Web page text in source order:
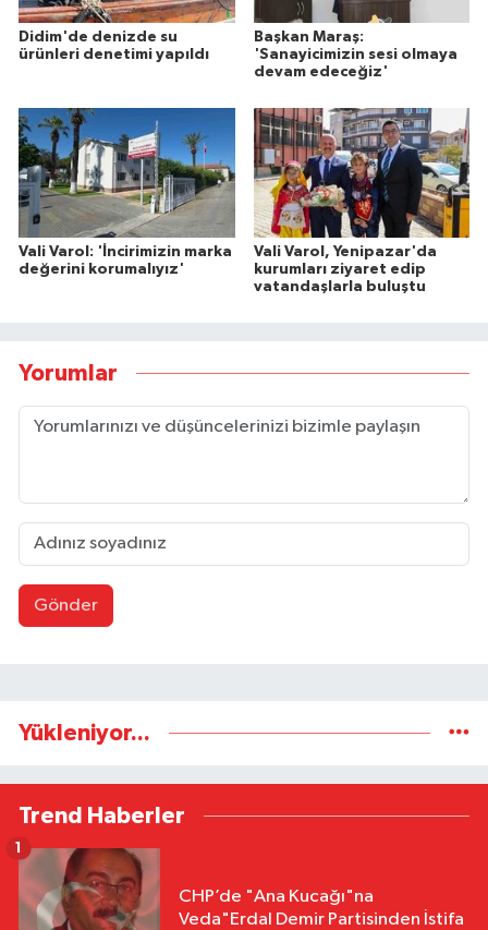
Didim'de denizde su
ürünleri denetimi yapıldı
Başkan Maraş:
'Sanayicimizin sesi olmaya
devam edeceğiz'
Vali Varol: 'İncirimizin marka
değerini korumalıyız'
Vali Varol, Yenipazar'da
kurumları ziyaret edip
vatandaşlarla buluştu
Yorumlar
Gönder
Yükleniyor...
Trend Haberler
CHP’de "Ana Kucağı"na
Veda"Erdal Demir Partisinden İstifa
1